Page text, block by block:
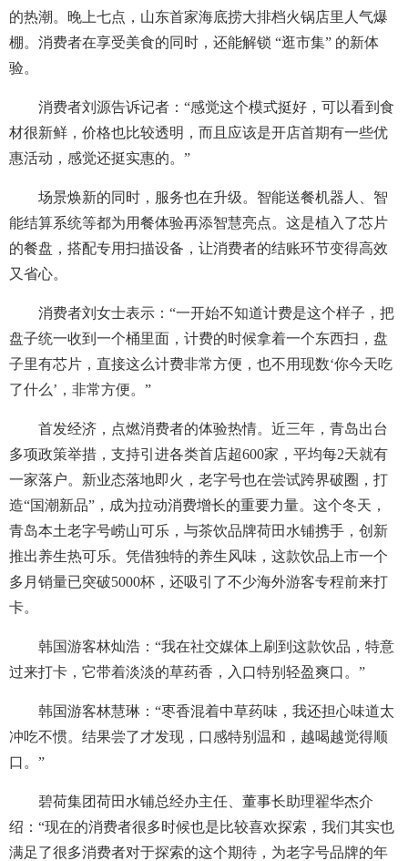
的热潮。晚上七点，山东首家海底捞大排档火锅店里人气爆
棚。消费者在享受美食的同时，还能解锁 “逛市集” 的新体
验。
消费者刘源告诉记者：“感觉这个模式挺好，可以看到食
材很新鲜，价格也比较透明，而且应该是开店首期有一些优
惠活动，感觉还挺实惠的。”
场景焕新的同时，服务也在升级。智能送餐机器人、智
能结算系统等都为用餐体验再添智慧亮点。这是植入了芯片
的餐盘，搭配专用扫描设备，让消费者的结账环节变得高效
又省心。
消费者刘女士表示：“一开始不知道计费是这个样子，把
盘子统一收到一个桶里面，计费的时候拿着一个东西扫，盘
子里有芯片，直接这么计费非常方便，也不用现数‘你今天吃
了什么’，非常方便。”
首发经济，点燃消费者的体验热情。近三年，青岛出台
多项政策举措，支持引进各类首店超600家，平均每2天就有
一家落户。新业态落地即火，老字号也在尝试跨界破圈，打
造“国潮新品”，成为拉动消费增长的重要力量。这个冬天，
青岛本土老字号崂山可乐，与茶饮品牌荷田水铺携手，创新
推出养生热可乐。凭借独特的养生风味，这款饮品上市一个
多月销量已突破5000杯，还吸引了不少海外游客专程前来打
卡。
韩国游客林灿浩：“我在社交媒体上刷到这款饮品，特意
过来打卡，它带着淡淡的草药香，入口特别轻盈爽口。”
韩国游客林慧琳：“枣香混着中草药味，我还担心味道太
冲吃不惯。结果尝了才发现，口感特别温和，越喝越觉得顺
口。”
碧荷集团荷田水铺总经办主任、董事长助理翟华杰介
绍：“现在的消费者很多时候也是比较喜欢探索，我们其实也
满足了很多消费者对于探索的这个期待，为老字号品牌的年